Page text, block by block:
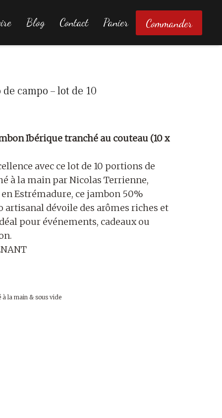
Blog Contact Panier Commander
campo – lot de 10
Ibérique tranché au couteau (10 x
avec ce lot de 10 portions de
à la main par Nicolas Terrienne,
Estrémadure, ce jambon 50%
artisanal dévoile des arômes riches et
pour événements, cadeaux ou
la main & sous vide